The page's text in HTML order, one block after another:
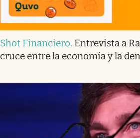
Shot Financiero. Entrevista a
cruce entre la economía y la